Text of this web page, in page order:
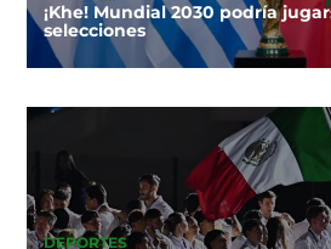
¡Khe! Mundial 2030 podría
selecciones
DEPORTES